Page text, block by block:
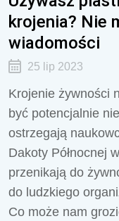
krojenia? Nie
wiadomości
25 lip 2023
Krojenie żywności
być potencjalnie
ostrzegają
Dakoty Północnej
przenikają do
do ludzkiego
Co może nam